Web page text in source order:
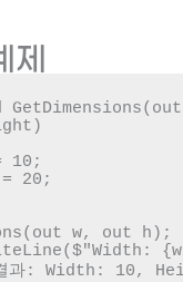
w, out h);
: Width: 10,